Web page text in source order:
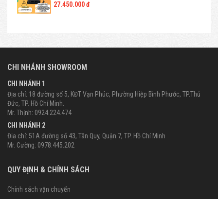
27.450.000 đ
CHI NHÁNH SHOWROOM
CHI NHÁNH 1
Địa chỉ: 18 đường số 5, KĐT Vạn Phúc, Phường Hiệp Bình Phước, TP.Thủ
Đức, TP. Hồ Chí Minh.
Mr. Thịnh: 0924.224.474
CHI NHÁNH 2
Địa chỉ: 51A đường số 43, Tân Quy, Quận 7, TP. Hồ Chí Minh
Mr. Cường: 0978.445.202
QUY ĐỊNH & CHÍNH SÁCH
Chính sách vận chuyển